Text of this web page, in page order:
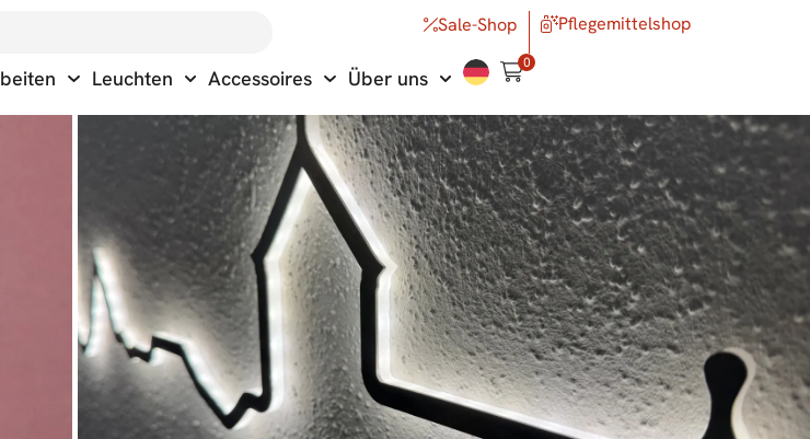
Sale-Shop Pflegemittelshop
Leuchten Accessoires Über uns
0